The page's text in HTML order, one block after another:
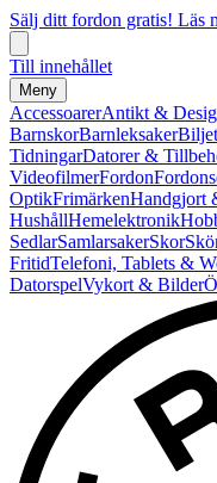
Sälj ditt fordon gratis! Läs
Till innehållet
Meny
AccessoarerAntikt &
BarnskorBarnleksaker
TidningarDatorer &
VideofilmerFordon
OptikFrimärkenHandgjort
HushållHemelektronik
SedlarSamlarsakerSkor
FritidTelefoni, Tablets &
DatorspelVykort & Bilder